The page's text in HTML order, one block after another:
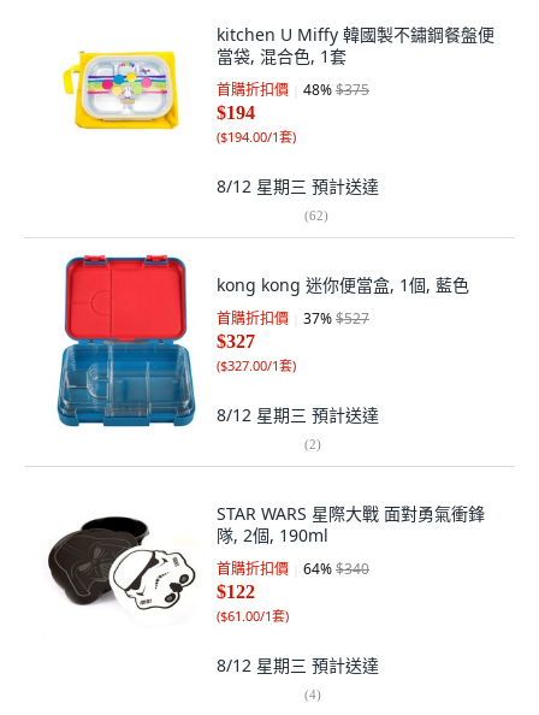
kitchen U Miffy 韓國製不鏽鋼餐盤便
當袋, 混合色, 1套
首購折扣價 48%$375
$194
($194.00/1套)
8/12 星期三 預計送達
(62)
kong kong 迷你便當盒, 1個, 藍色
首購折扣價 37%$527
$327
($327.00/1套)
8/12 星期三 預計送達
(2)
STAR WARS 星際大戰 面對勇氣衝鋒
隊, 2個, 190ml
首購折扣價 64%$340
$122
($61.00/1套)
8/12 星期三 預計送達
(4)